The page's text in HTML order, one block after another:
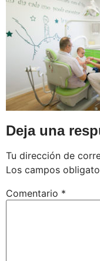
Deja una
Tu dirección de
Los campos
Comentario *